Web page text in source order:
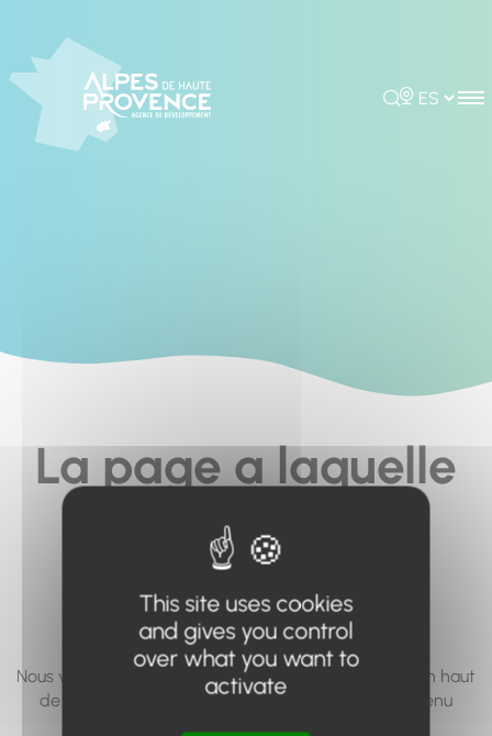
Rechercher
Choisir la
La page a laquelle
vous cherchez à
accéder n'existe
pas... ou plus.
Nous vous invitons à utiliser le moteur de recherche en haut
de page, ou à utiliser le menu pour trouver le contenu
This site uses cookies
and gives you control
over what you want to
activate